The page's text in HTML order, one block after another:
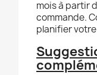
mois à partir
commande.
planifier